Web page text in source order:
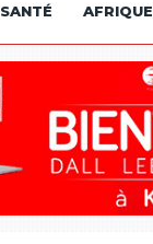
SANTÉ AFRIQUE